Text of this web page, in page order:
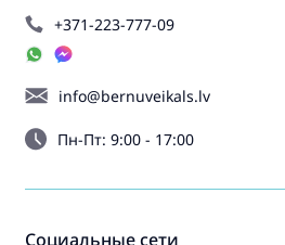
+371-223-777-09
info@bernuveikals.lv
Пн-Пт: 9:00 - 17:00
Социальные сети